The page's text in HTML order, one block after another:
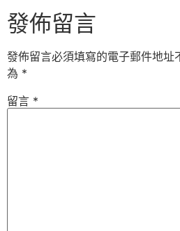
發佈留言
發佈留言必須填寫的電子郵件地址
為 *
留言 *